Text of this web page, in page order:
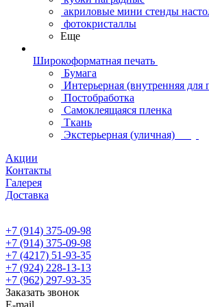
акриловые мини стенды
фотокристаллы
Еще
Широкоформатная печать
Бумага
Интерьерная (внутренняя
Постобработка
Самоклеящаяся пленка
Ткань
Экстерьерная (уличная)
Акции
Контакты
Галерея
Доставка
+7 (914) 375-09-98
+7 (914) 375-09-98
+7 (4217) 51-93-35
+7 (924) 228-13-13
+7 (962) 297-93-35
Заказать звонок
E-mail